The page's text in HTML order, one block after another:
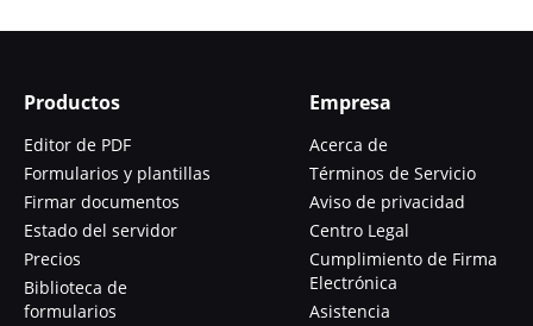
Productos
Editor de PDF
Formularios y plantillas
Firmar documentos
Estado del servidor
Precios
Biblioteca de
formularios
Empresa
Acerca de
Términos de Servicio
Aviso de privacidad
Centro Legal
Cumplimiento de Firma
Electrónica
Asistencia